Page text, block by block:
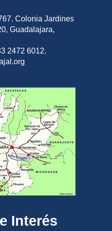
Colonia Jardines
Guadalajara,
2472 6012.
Interés